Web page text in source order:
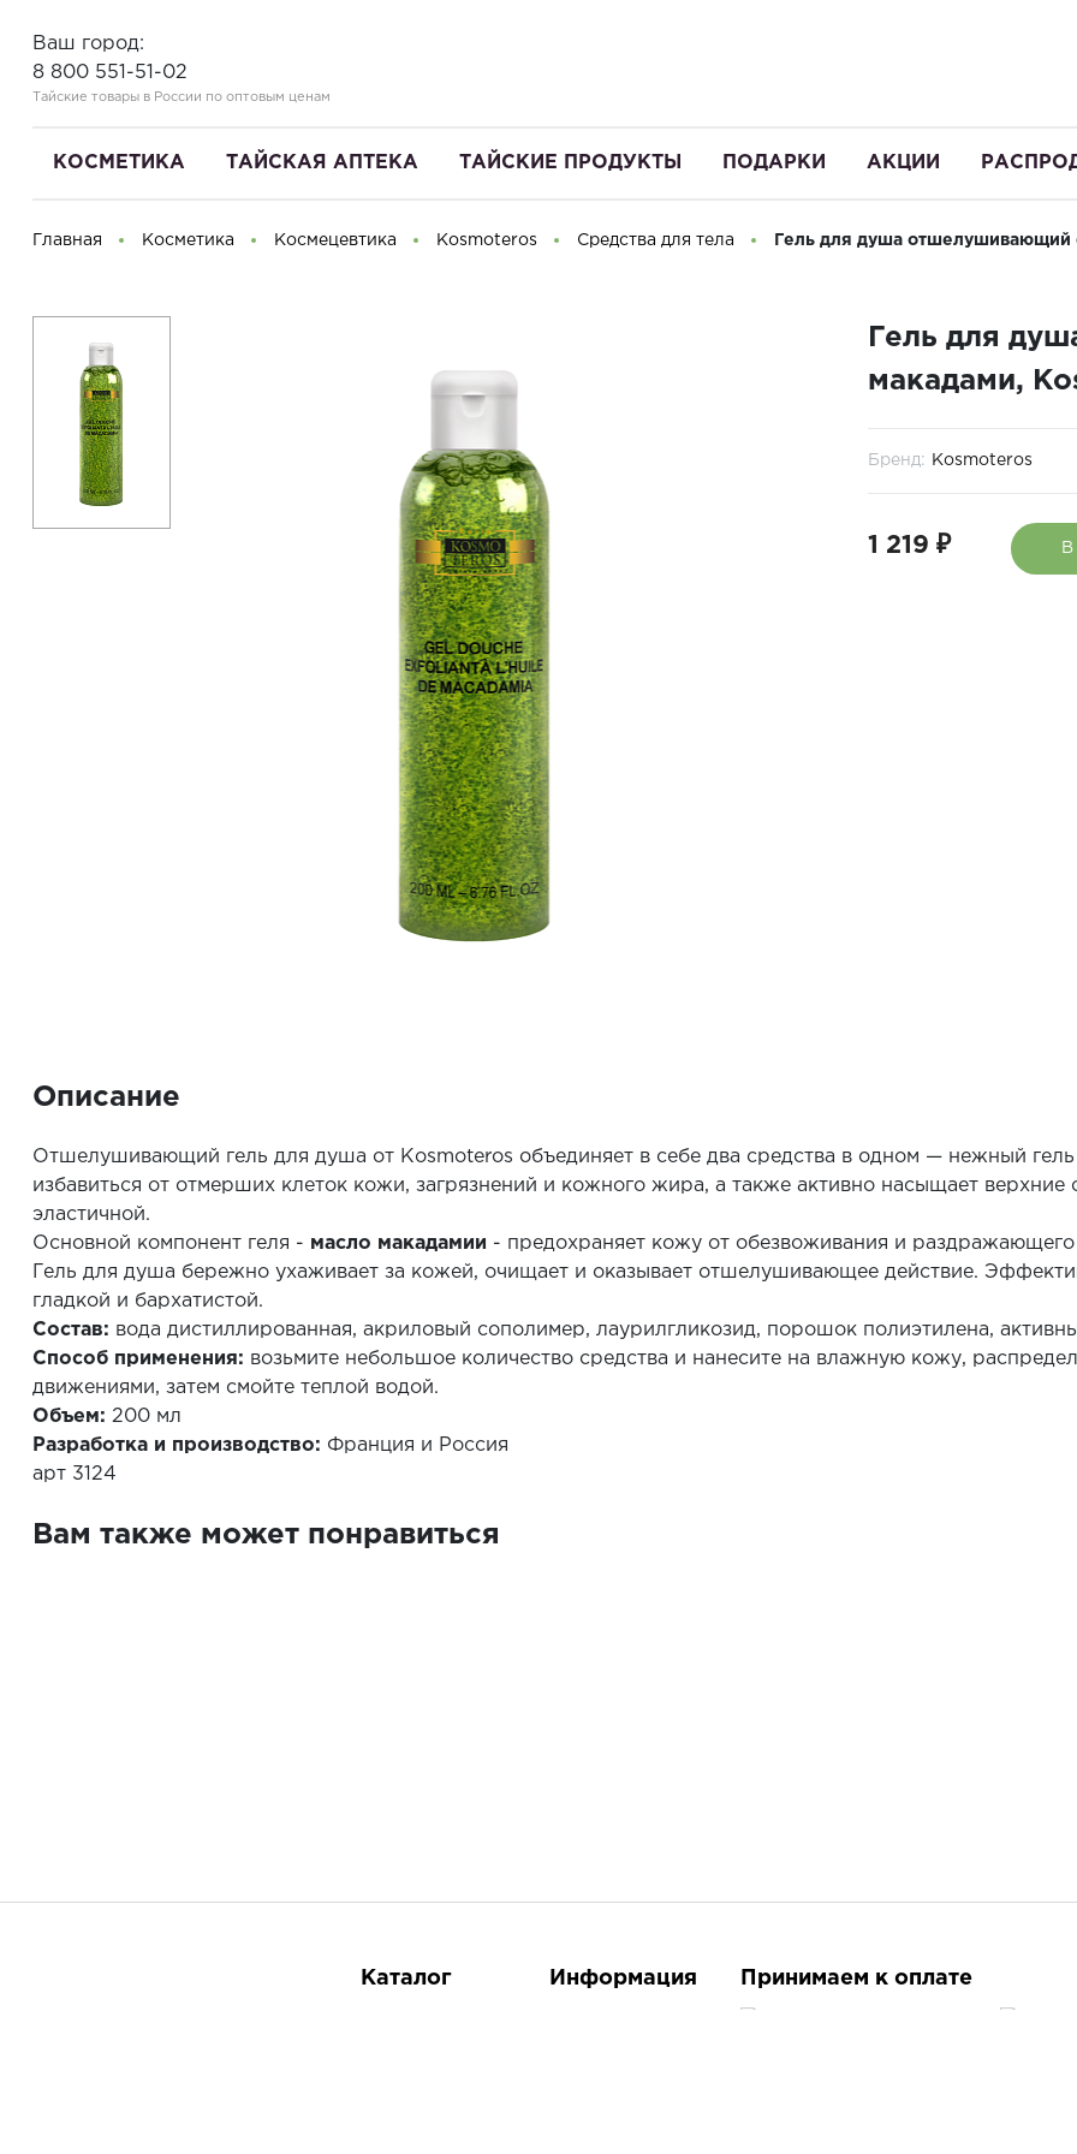
Ваш город:
8 800 551-51-02
Тайские товары в России по оптовым ценам
КОСМЕТИКА ТАЙСКАЯ АПТЕКА ТАЙСКИЕ ПРОДУКТЫ ПОДАРКИ АКЦИИ
Главная Косметика Космецевтика Kosmoteros Средства для тела Гель для душа отшелушивающий
Гель для
макадами,
Бренд: Kosmoteros
1 219 ₽
Описание
Отшелушивающий гель для душа от Kosmoteros объединяет в себе два средства в одном — нежный
избавиться от отмерших клеток кожи, загрязнений и кожного жира, а также активно насыщает верхние
эластичной.
Основной компонент геля - масло макадамии - предохраняет кожу от обезвоживания и
Гель для душа бережно ухаживает за кожей, очищает и оказывает отшелушивающее действие.
гладкой и бархатистой.
Состав: вода дистиллированная, акриловый сополимер, лаурилгликозид, порошок полиэтилена,
Способ применения: возьмите небольшое количество средства и нанесите на влажную кожу,
движениями, затем смойте теплой водой.
Объем: 200 мл
Разработка и производство: Франция и Россия
арт 3124
Вам также может понравиться
Каталог Информация Принимаем к оплате